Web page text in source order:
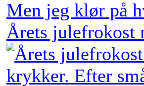
Årets julefrokost